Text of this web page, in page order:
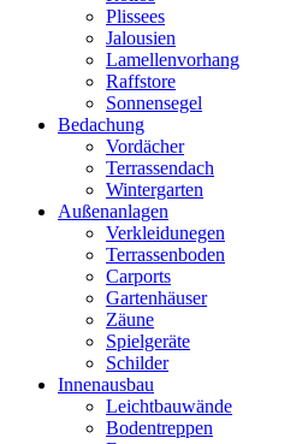
Plissees
Jalousien
Lamellenvorhang
Raffstore
Sonnensegel
Bedachung
Vordächer
Terrassendach
Wintergarten
Außenanlagen
Verkleidunegen
Terrassenboden
Carports
Gartenhäuser
Zäune
Spielgeräte
Schilder
Innenausbau
Leichtbauwände
Bodentreppen